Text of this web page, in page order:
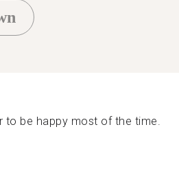
to be happy most of the time.